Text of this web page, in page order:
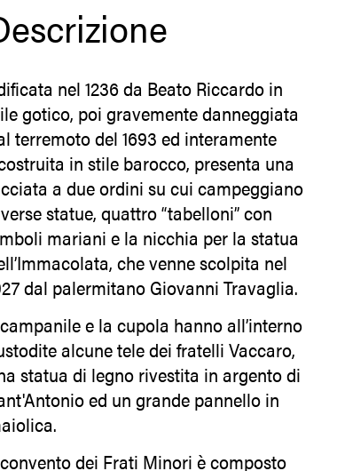
nel 1236 da Beato Riccardo in
gotico, poi gravemente danneggiata
terremoto del 1693 ed interamente
in stile barocco, presenta una
a due ordini su cui campeggiano
statue, quattro “tabelloni” con
mariani e la nicchia per la statua
che venne scolpita nel
dal palermitano Giovanni Travaglia.
e la cupola hanno all’interno
alcune tele dei fratelli Vaccaro,
statua di legno rivestita in argento di
ed un grande pannello in
dei Frati Minori è composto